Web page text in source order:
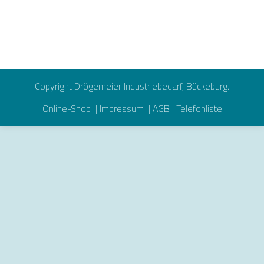
Copyright Drögemeier Industriebedarf, Bückeburg.
Online-Shop | Impressum | AGB | Telefonliste